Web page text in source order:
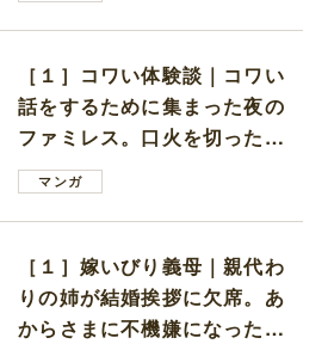
［１］コワい体験談｜コワい
話をするために集まった夜の
ファミレス。口火を切ったの
は電車好きの男の子ママ
マンガ
［１］嫁いびり義母｜親代わ
りの姉が結婚挨拶に欠席。あ
からさまに不機嫌になった義